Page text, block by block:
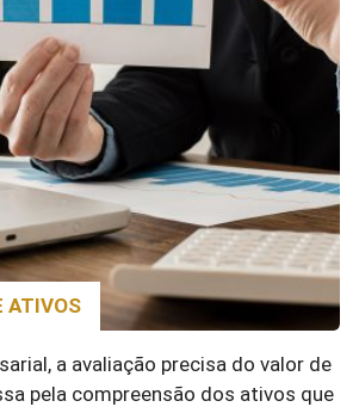
ATIVOS
a avaliação precisa do valor de
pela compreensão dos ativos que